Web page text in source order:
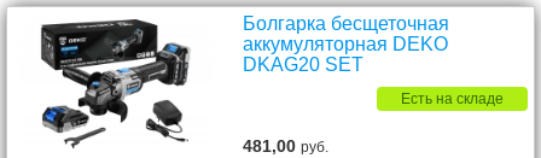
Болгарка бесщеточная
аккумуляторная DEKO
DKAG20 SET
Есть на складе
481,00руб.